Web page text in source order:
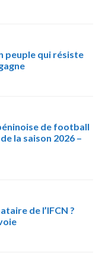
peuple qui résiste
de football
la saison 2026 –
de l’IFCN ?